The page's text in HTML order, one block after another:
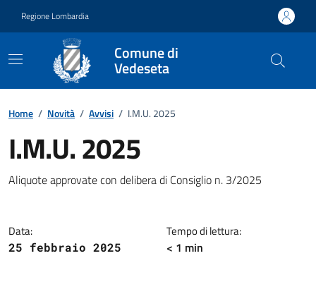
Regione Lombardia
Comune di
Vedeseta
Home / Novità / Avvisi / I.M.U. 2025
I.M.U. 2025
Dettagli della notizia
Aliquote approvate con delibera di Consiglio n. 3/2025
Data:
25 febbraio 2025
Tempo di lettura:
< 1 min